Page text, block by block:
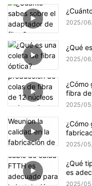
2025 06
¿Qué
2025 06
fibra
alta
2025 05
¿Cómo
2025 05
¿Qué
es
caída
2025 05